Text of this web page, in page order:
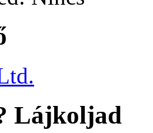
Lájkoljad